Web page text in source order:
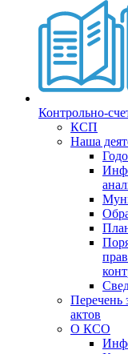
Контрольно-
КСП
Наша
Перечень
актов
О КСО